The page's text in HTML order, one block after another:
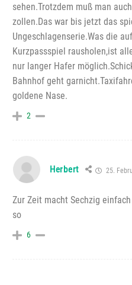
sehen.Trotzdem muß man
zollen.Das war bis jetzt das
Ungeschlagenserie.Was die
Kurzpassspiel rausholen,ist
nur langer Hafer
Bahnhof geht
goldene Nase.
2
Herbert 25.
Zur Zeit macht Sechzig
so
6